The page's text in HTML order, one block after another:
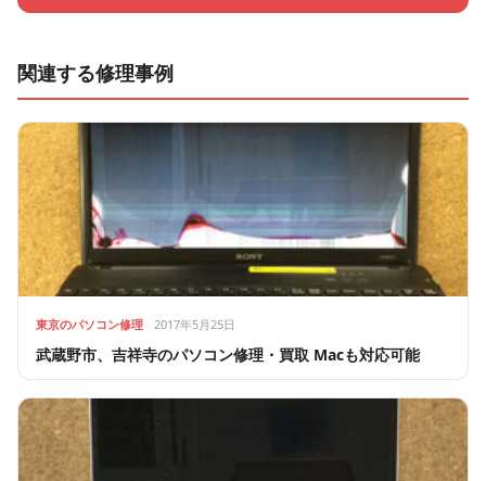
関連する修理事例
東京のパソコン修理 2017年5月25日
武蔵野市、吉祥寺のパソコン修理・買取 Macも対応可能